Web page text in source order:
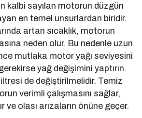
kalbi sayılan motorun düzgün
en temel unsurlardan biridir.
artan sıcaklık, motorun
neden olur. Bu nedenle uzun
mutlaka motor yağı seviyesini
yağ değişimini yaptırın.
de değiştirilmelidir. Temiz
verimli çalışmasını sağlar,
ve olası arızaların önüne geçer.